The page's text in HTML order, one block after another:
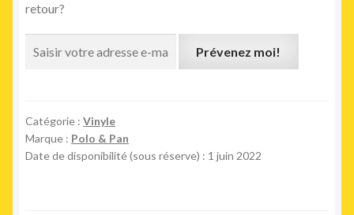
retour?
Prévenez moi!
Catégorie : Vinyle
Marque : Polo & Pan
Date de disponibilité (sous réserve) : 1 juin 2022